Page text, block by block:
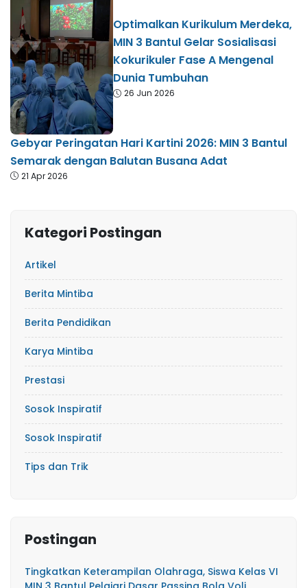
Optimalkan Kurikulum Merdeka,
MIN 3 Bantul Gelar Sosialisasi
Kokurikuler Fase A Mengenal
Dunia Tumbuhan
26 Jun 2026
Gebyar Peringatan Hari Kartini 2026: MIN 3 Bantul
Semarak dengan Balutan Busana Adat
21 Apr 2026
Kategori Postingan
Artikel
Berita Mintiba
Berita Pendidikan
Karya Mintiba
Prestasi
Sosok Inspiratif
Sosok Inspiratif
Tips dan Trik
Postingan
Tingkatkan Keterampilan Olahraga, Siswa Kelas VI